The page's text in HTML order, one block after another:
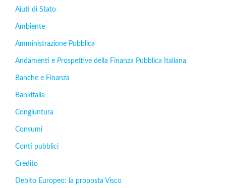
Aiuti di Stato
Ambiente
Amministrazione Pubblica
Andamenti e Prospettive della Finanza Pubblica Italiana
Banche e Finanza
Bankitalia
Congiuntura
Consumi
Conti pubblici
Credito
Debito Europeo: la proposta Visco